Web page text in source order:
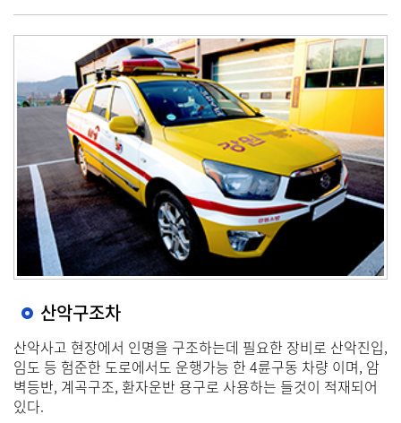
산악구조차
산악사고 현장에서 인명을 구조하는데 필요한 장비로 산악진입,
임도 등 험준한 도로에서도 운행가능 한 4륜구동 차량 이며, 암
벽등반, 계곡구조, 환자운반 용구로 사용하는 들것이 적재되어
있다.